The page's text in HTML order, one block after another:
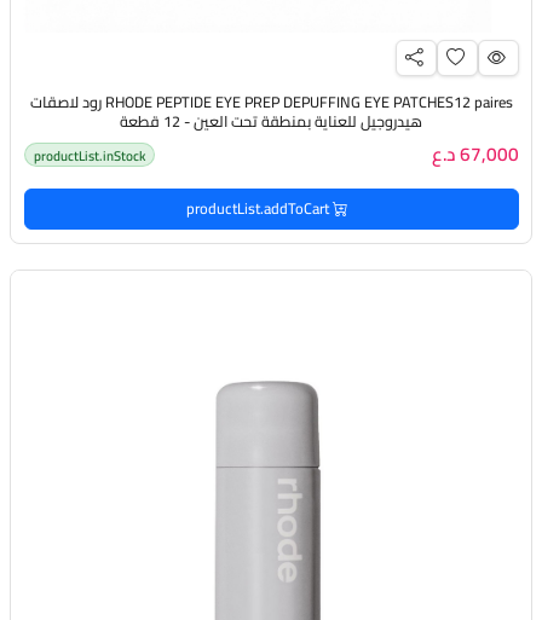
RHODE PEPTIDE EYE PREP DEPUFFING EYE PATCHES12 paires رود لاصقات
هيدروجيل للعناية بمنطقة تحت العين - 12 قطعة
67,000 د.ع productList.inStock
productList.addToCart